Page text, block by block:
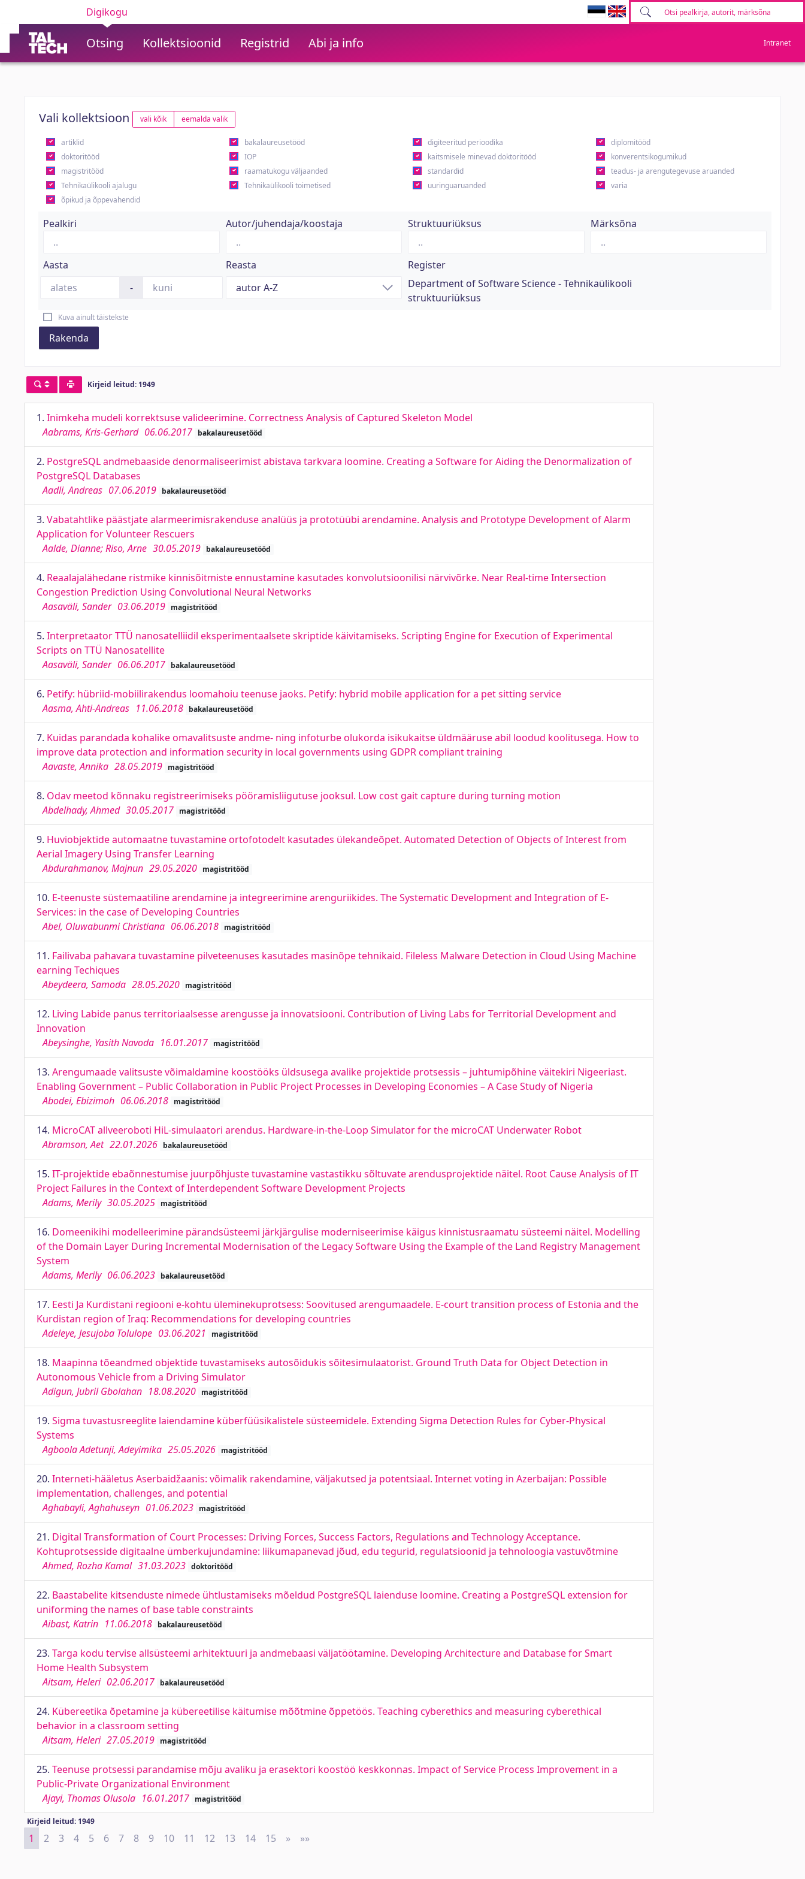
Digikogu
Otsing Kollektsioonid Registrid Abi ja info Intranet
Vali kollektsioon vali kõik eemalda valik
artiklid bakalaureusetööd digiteeritud perioodika
diplomitööd
doktoritööd
IOP kaitsmisele minevad doktoritööd
konverentsikogumikud
magistritööd
raamatukogu väljaanded standardid
teadus- ja arengutegevuse aruanded
Tehnikaülikooli ajalugu
Tehnikaülikooli toimetised uuringuaruanded
varia
õpikud ja õppevahendid
Pealkiri Autor/juhendaja/koostaja Struktuuriüksus Märksõna
Aasta
-
Reasta
Register
Department of Software Science - Tehnikaülikooli
struktuuriüksus
Kuva ainult täistekste
Rakenda
Kirjeid leitud: 1949
1. Inimkeha mudeli korrektsuse valideerimine. Correctness Analysis of Captured Skeleton Model
Aabrams, Kris-Gerhard 06.06.2017 bakalaureusetööd
2. PostgreSQL andmebaaside denormaliseerimist abistava tarkvara loomine. Creating a Software for Aiding the Denormalization of
PostgreSQL Databases
Aadli, Andreas 07.06.2019 bakalaureusetööd
3. Vabatahtlike päästjate alarmeerimisrakenduse analüüs ja prototüübi arendamine. Analysis and Prototype Development of Alarm
Application for Volunteer Rescuers
Aalde, Dianne; Riso, Arne 30.05.2019 bakalaureusetööd
4. Reaalajalähedane ristmike kinnisõitmiste ennustamine kasutades konvolutsioonilisi närvivõrke. Near Real-time Intersection
Congestion Prediction Using Convolutional Neural Networks
Aasaväli, Sander 03.06.2019 magistritööd
5. Interpretaator TTÜ nanosatelliidil eksperimentaalsete skriptide käivitamiseks. Scripting Engine for Execution of Experimental
Scripts on TTÜ Nanosatellite
Aasaväli, Sander 06.06.2017 bakalaureusetööd
6. Petify: hübriid-mobiilirakendus loomahoiu teenuse jaoks. Petify: hybrid mobile application for a pet sitting service
Aasma, Ahti-Andreas 11.06.2018 bakalaureusetööd
7. Kuidas parandada kohalike omavalitsuste andme- ning infoturbe olukorda isikukaitse üldmääruse abil loodud koolitusega. How to
improve data protection and information security in local governments using GDPR compliant training
Aavaste, Annika 28.05.2019 magistritööd
8. Odav meetod kõnnaku registreerimiseks pööramisliigutuse jooksul. Low cost gait capture during turning motion
Abdelhady, Ahmed 30.05.2017 magistritööd
9. Huviobjektide automaatne tuvastamine ortofotodelt kasutades ülekandeõpet. Automated Detection of Objects of Interest from
Aerial Imagery Using Transfer Learning
Abdurahmanov, Majnun 29.05.2020 magistritööd
10. E-teenuste süstemaatiline arendamine ja integreerimine arenguriikides. The Systematic Development and Integration of E-
Services: in the case of Developing Countries
Abel, Oluwabunmi Christiana 06.06.2018 magistritööd
11. Failivaba pahavara tuvastamine pilveteenuses kasutades masinõpe tehnikaid. Fileless Malware Detection in Cloud Using Machine
earning Techiques
Abeydeera, Samoda 28.05.2020 magistritööd
12. Living Labide panus territoriaalsesse arengusse ja innovatsiooni. Contribution of Living Labs for Territorial Development and
Innovation
Abeysinghe, Yasith Navoda 16.01.2017 magistritööd
13. Arengumaade valitsuste võimaldamine koostööks üldsusega avalike projektide protsessis – juhtumipõhine väitekiri Nigeeriast.
Enabling Government – Public Collaboration in Public Project Processes in Developing Economies – A Case Study of Nigeria
Abodei, Ebizimoh 06.06.2018 magistritööd
14. MicroCAT allveeroboti HiL-simulaatori arendus. Hardware-in-the-Loop Simulator for the microCAT Underwater Robot
Abramson, Aet 22.01.2026 bakalaureusetööd
15. IT-projektide ebaõnnestumise juurpõhjuste tuvastamine vastastikku sõltuvate arendusprojektide näitel. Root Cause Analysis of IT
Project Failures in the Context of Interdependent Software Development Projects
Adams, Merily 30.05.2025 magistritööd
16. Domeenikihi modelleerimine pärandsüsteemi järkjärgulise moderniseerimise käigus kinnistusraamatu süsteemi näitel. Modelling
of the Domain Layer During Incremental Modernisation of the Legacy Software Using the Example of the Land Registry Management
System
Adams, Merily 06.06.2023 bakalaureusetööd
17. Eesti Ja Kurdistani regiooni e-kohtu üleminekuprotsess: Soovitused arengumaadele. E-court transition process of Estonia and the
Kurdistan region of Iraq: Recommendations for developing countries
Adeleye, Jesujoba Tolulope 03.06.2021 magistritööd
18. Maapinna tõeandmed objektide tuvastamiseks autosõidukis sõitesimulaatorist. Ground Truth Data for Object Detection in
Autonomous Vehicle from a Driving Simulator
Adigun, Jubril Gbolahan 18.08.2020 magistritööd
19. Sigma tuvastusreeglite laiendamine küberfüüsikalistele süsteemidele. Extending Sigma Detection Rules for Cyber-Physical
Systems
Agboola Adetunji, Adeyimika 25.05.2026 magistritööd
20. Interneti-hääletus Aserbaidžaanis: võimalik rakendamine, väljakutsed ja potentsiaal. Internet voting in Azerbaijan: Possible
implementation, challenges, and potential
Aghabayli, Aghahuseyn 01.06.2023 magistritööd
21. Digital Transformation of Court Processes: Driving Forces, Success Factors, Regulations and Technology Acceptance.
Kohtuprotsesside digitaalne ümberkujundamine: liikumapanevad jõud, edu tegurid, regulatsioonid ja tehnoloogia vastuvõtmine
Ahmed, Rozha Kamal 31.03.2023 doktoritööd
22. Baastabelite kitsenduste nimede ühtlustamiseks mõeldud PostgreSQL laienduse loomine. Creating a PostgreSQL extension for
uniforming the names of base table constraints
Aibast, Katrin 11.06.2018 bakalaureusetööd
23. Targa kodu tervise allsüsteemi arhitektuuri ja andmebaasi väljatöötamine. Developing Architecture and Database for Smart
Home Health Subsystem
Aitsam, Heleri 02.06.2017 bakalaureusetööd
24. Kübereetika õpetamine ja kübereetilise käitumise mõõtmine õppetöös. Teaching cyberethics and measuring cyberethical
behavior in a classroom setting
Aitsam, Heleri 27.05.2019 magistritööd
25. Teenuse protsessi parandamise mõju avaliku ja erasektori koostöö keskkonnas. Impact of Service Process Improvement in a
Public-Private Organizational Environment
Ajayi, Thomas Olusola 16.01.2017 magistritööd
Kirjeid leitud: 1949
1 2 3 4 5 6 7 8 9 10 11 12 13 14 15 » Next
»»